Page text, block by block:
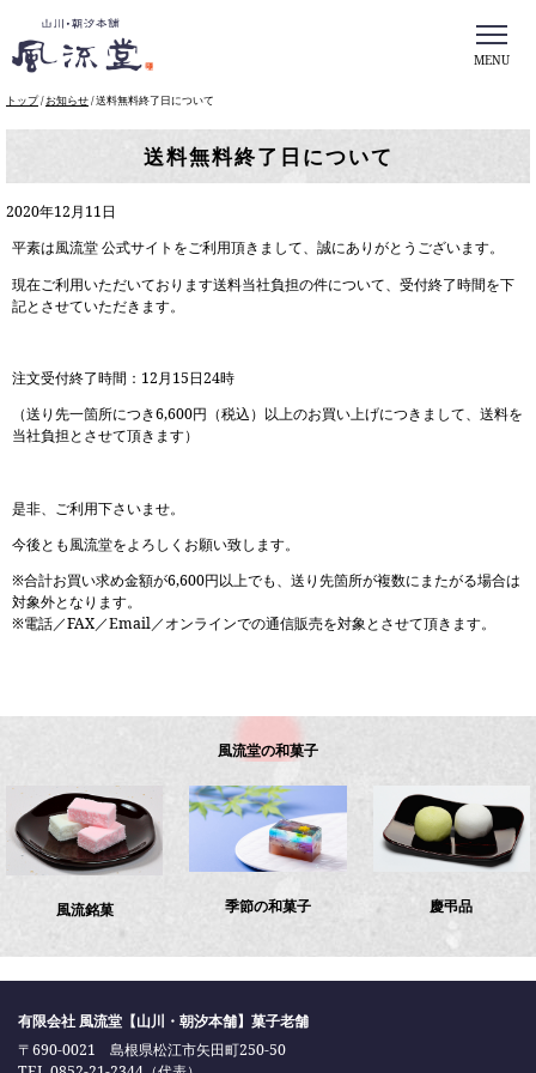
このページの本文へ
MENU
現
置：
トップ/お知らせ/送料無料終了日について
送料無料終了日について
2020年12月11日
平素は風流堂 公式サイトをご利用頂きまして、誠にありがとうございます。
現在ご利用いただいております送料当社負担の件について、受付終了時間を下
記とさせていただきます。
注文受付終了時間：12月15日24時
（送り先一箇所につき6,600円（税込）以上のお買い上げにつきまして、送料を
当社負担とさせて頂きます）
是非、ご利用下さいませ。
今後とも風流堂をよろしくお願い致します。
※合計お買い求め金額が6,600円以上でも、送り先箇所が複数にまたがる場合は
対象外となります。
※電話／FAX／Email／オンラインでの通信販売を対象とさせて頂きます。
風流堂の和菓子
風流銘菓 季節の和菓子 慶弔品
有限会社 風流堂【山川・朝汐本舗】菓子老舗
〒690-0021 島根県松江市矢田町250-50